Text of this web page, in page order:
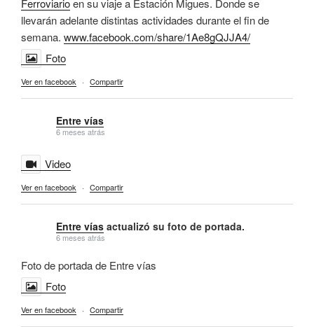
Ferroviarioen su viaje a Estación Migues. Donde se
llevarán adelante distintas actividades durante el fin de
semana. www.facebook.com/share/1Ae8gQJJA4/
Foto
Ver en facebook · Compartir
Entre vías
6 meses atrás
Video
Ver en facebook · Compartir
Entre vías actualizó su foto de portada.
6 meses atrás
Foto de portada de Entre vías
Foto
Ver en facebook · Compartir